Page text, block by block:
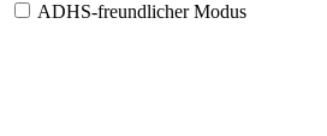
ADHS-freundlicher Modus